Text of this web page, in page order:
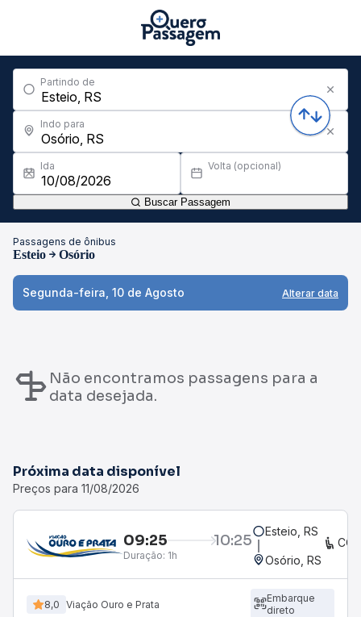
Partindo de
Indo para
Ida Volta (opcional)
Buscar Passagem
Passagens de ônibus
Esteio Osório
Segunda-feira, 10 de Agosto Alterar data
Não encontramos passagens para a
data desejada.
Próxima data disponível
Preços para 11/08/2026
09:25 10:25
Duração: 1h
Esteio, RS
Osório, RS
8,0 Viação Ouro e Prata
Embarque
direto